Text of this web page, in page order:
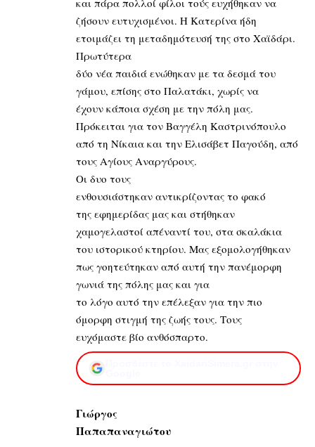
ζήσουν ευτυχισμένοι. Η Κατερίνα ήδη
ετοιμάζει τη μεταδημότευσή της στο Χαϊδάρι.
Πρωτύτερα
δύο νέα παιδιά ενώθηκαν με τα δεσμά του
γάμου, επίσης στο Παλατάκι, χωρίς να
έχουν κάποια σχέση με την πόλη μας.
Πρόκειται για τον Βαγγέλη Καστρινόπουλο
από τη Νίκαια και την Ελισάβετ Παγούδη, από
τους Αγίους Αναργύρους.
Οι δυο τους
ενθουσιάστηκαν αντικρίζοντας το φακό
της εφημερίδας μας και στήθηκαν
χαμογελαστοί απέναντί του, στα σκαλάκια
του ιστορικού κτηρίου. Μας εξομολογήθηκαν
πως γοητεύτηκαν από αυτή την πανέμορφη
γωνιά της πόλης μας και για
το λόγο αυτό την επέλεξαν για την πιο
όμορφη στιγμή της ζωής τους. Τους
ευχόμαστε βίο ανθόσπαρτο.
Γιώργος
Παπαπαναγιώτου